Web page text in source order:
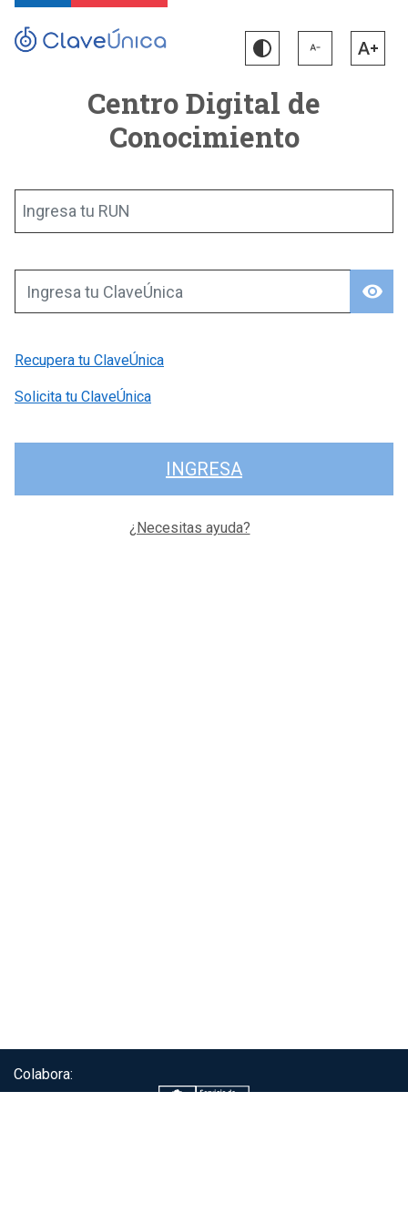
Centro Digital de
Conocimiento
Ingresa tu RUN
visibility
Ingresa tu ClaveÚnica
Recupera tu ClaveÚnica
Solicita tu ClaveÚnica
INGRESA
¿Necesitas ayuda?
Colabora: